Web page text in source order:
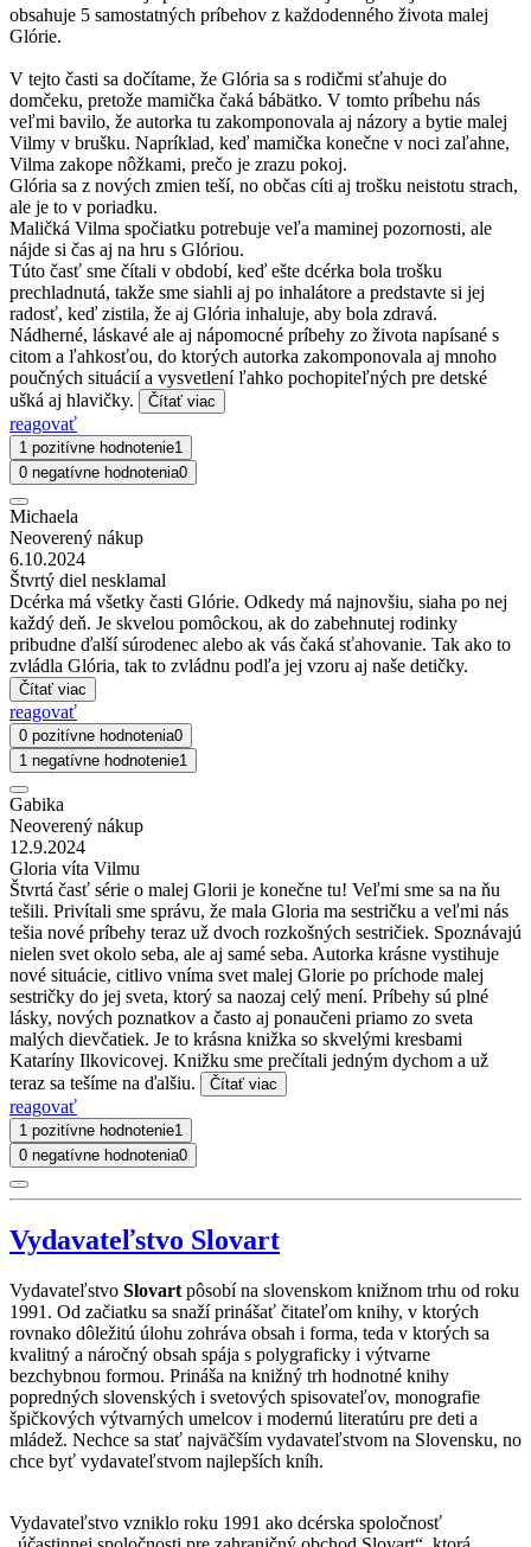
obsahuje 5 samostatných príbehov z každodenného života malej
Glórie.
V tejto časti sa dočítame, že Glória sa s rodičmi sťahuje do
domčeku, pretože mamička čaká bábätko. V tomto príbehu nás
veľmi bavilo, že autorka tu zakomponovala aj názory a bytie malej
Vilmy v brušku. Napríklad, keď mamička konečne v noci zaľahne,
Vilma zakope nôžkami, prečo je zrazu pokoj.
Glória sa z nových zmien teší, no občas cíti aj trošku neistotu strach,
ale je to v poriadku.
Maličká Vilma spočiatku potrebuje veľa maminej pozornosti, ale
nájde si čas aj na hru s Glóriou.
Túto časť sme čítali v období, keď ešte dcérka bola trošku
prechladnutá, takže sme siahli aj po inhalátore a predstavte si jej
radosť, keď zistila, že aj Glória inhaluje, aby bola zdravá.
Nádherné, láskavé ale aj nápomocné príbehy zo života napísané s
citom a ľahkosťou, do ktorých autorka zakomponovala aj mnoho
poučných situácií a vysvetlení ľahko pochopiteľných pre detské
ušká aj hlavičky.
Čítať viac
reagovať
1 pozitívne hodnotenie1
0 negatívne hodnotenia0
Michaela
Neoverený nákup
6.10.2024
Štvrtý diel nesklamal
Dcérka má všetky časti Glórie. Odkedy má najnovšiu, siaha po nej
každý deň. Je skvelou pomôckou, ak do zabehnutej rodinky
pribudne ďalší súrodenec alebo ak vás čaká sťahovanie. Tak ako to
zvládla Glória, tak to zvládnu podľa jej vzoru aj naše detičky.
Čítať viac
reagovať
0 pozitívne hodnotenia0
1 negatívne hodnotenie1
Gabika
Neoverený nákup
12.9.2024
Gloria víta Vilmu
Štvrtá časť série o malej Glorii je konečne tu! Veľmi sme sa na ňu
tešili. Privítali sme správu, že mala Gloria ma sestričku a veľmi nás
tešia nové príbehy teraz už dvoch rozkošných sestričiek. Spoznávajú
nielen svet okolo seba, ale aj samé seba. Autorka krásne vystihuje
nové situácie, citlivo vníma svet malej Glorie po príchode malej
sestričky do jej sveta, ktorý sa naozaj celý mení. Príbehy sú plné
lásky, nových poznatkov a často aj ponaučeni priamo zo sveta
malých dievčatiek. Je to krásna knižka so skvelými kresbami
Kataríny Ilkovicovej. Knižku sme prečítali jedným dychom a už
teraz sa tešíme na ďalšiu.
Čítať viac
reagovať
1 pozitívne hodnotenie1
0 negatívne hodnotenia0
Vydavateľstvo Slovart
Vydavateľstvo Slovart pôsobí na slovenskom knižnom trhu od roku
1991. Od začiatku sa snaží prinášať čitateľom knihy, v ktorých
rovnako dôležitú úlohu zohráva obsah i forma, teda v ktorých sa
kvalitný a náročný obsah spája s polygraficky i výtvarne
bezchybnou formou. Prináša na knižný trh hodnotné knihy
popredných slovenských i svetových spisovateľov, monografie
špičkových výtvarných umelcov i modernú literatúru pre deti a
mládež. Nechce sa stať najväčším vydavateľstvom na Slovensku, no
chce byť vydavateľstvom najlepších kníh.
Vydavateľstvo vzniklo roku 1991 ako dcérska spoločnosť